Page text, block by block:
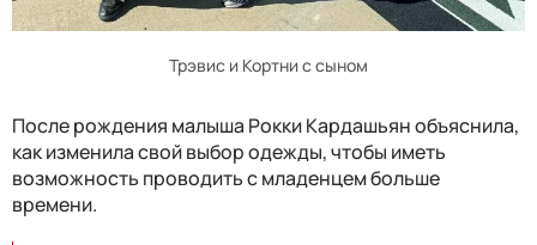
Трэвис и Кортни с сыном
После рождения малыша Рокки Кардашьян объяснила,
как изменила свой выбор одежды, чтобы иметь
возможность проводить с младенцем больше
времени.